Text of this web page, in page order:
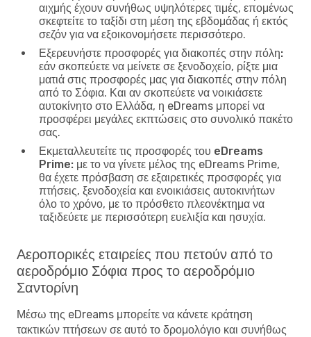
αιχμής έχουν συνήθως υψηλότερες τιμές, επομένως
σκεφτείτε το ταξίδι στη μέση της εβδομάδας ή εκτός
σεζόν για να εξοικονομήσετε περισσότερο.
Εξερευνήστε προσφορές για διακοπές στην πόλη:
εάν σκοπεύετε να μείνετε σε ξενοδοχείο, ρίξτε μια
ματιά στις προσφορές μας για διακοπές στην πόλη
από το Σόφια. Και αν σκοπεύετε να νοικιάσετε
αυτοκίνητο στο Ελλάδα, η eDreams μπορεί να
προσφέρει μεγάλες εκπτώσεις στο συνολικό πακέτο
σας.
Εκμεταλλευτείτε τις προσφορές του eDreams
Prime: με το να γίνετε μέλος της eDreams Prime,
θα έχετε πρόσβαση σε εξαιρετικές προσφορές για
πτήσεις, ξενοδοχεία και ενοικιάσεις αυτοκινήτων
όλο το χρόνο, με το πρόσθετο πλεονέκτημα να
ταξιδεύετε με περισσότερη ευελιξία και ησυχία.
Αεροπορικές εταιρείες που πετούν από το
αεροδρόμιο Σόφια προς το αεροδρόμιο
Σαντορίνη
Μέσω της eDreams μπορείτε να κάνετε κράτηση
τακτικών πτήσεων σε αυτό το δρομολόγιο και συνήθως